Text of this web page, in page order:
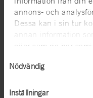
annons- och
Dessa kan i sin tur
annan information
eller som de har
Nödvändig
Inställningar
Vasamuseet är en del
tillsammans med